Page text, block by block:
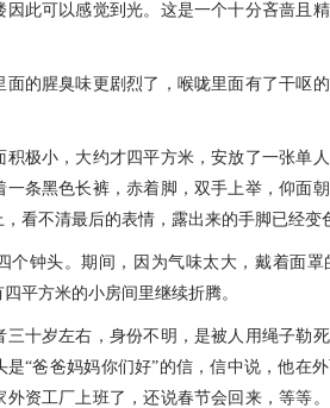
因此可以感觉到光。这是一个十分吝啬且
腥臭味更剧烈了，喉咙里面有了干呕的
小，大约才四平方米，安放了一张单人
一条黑色长裤，赤着脚，双手上举，仰面
看不清最后的表情，露出来的手脚已经
钟头。期间，因为气味太大，戴着面罩
平方米的小房间里继续折腾。
岁左右，身份不明，是被人用绳子勒死
是“爸爸妈妈你们好”的信，信中说，他在
外资工厂上班了，还说春节会回来，等等